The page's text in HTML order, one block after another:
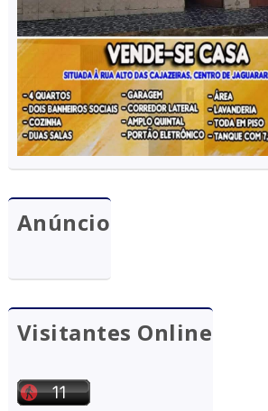
Anúncio
Visitantes Online